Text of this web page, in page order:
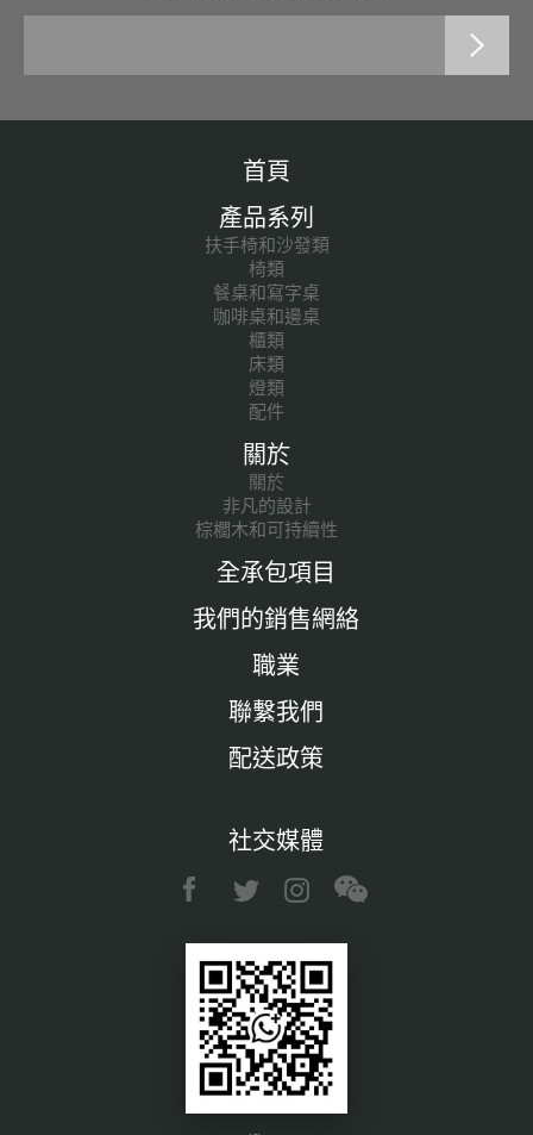
首頁
產品系列
扶手椅和沙發類
椅類
餐桌和寫字桌
咖啡桌和邊桌
櫃類
床類
燈類
配件
關於
關於
非凡的設計
棕櫚木和可持續性
全承包項目
我們的銷售網絡
職業
聯繫我們
配送政策
社交媒體